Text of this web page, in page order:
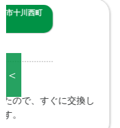
高松市茜町 O様
お客様満足度
浴室蛇口交換
暑くなってきたので
ました。
＜